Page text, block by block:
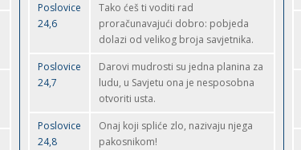
Poslovice
24,6
Tako ćeš ti voditi rad
proračunavajući dobro: pobjeda
dolazi od velikog broja savjetnika.
Poslovice
24,7
Darovi mudrosti su jedna planina za
ludu, u Savjetu ona je nesposobna
otvoriti usta.
Poslovice
24,8
Onaj koji spliće zlo, nazivaju njega
pakosnikom!